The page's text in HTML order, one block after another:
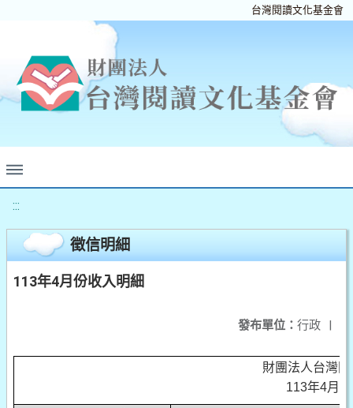
台灣閱讀文化基金會
:::
徵信明細
113年4月份收入明細
發布單位： 行政 |
財團法人台灣
113年4月